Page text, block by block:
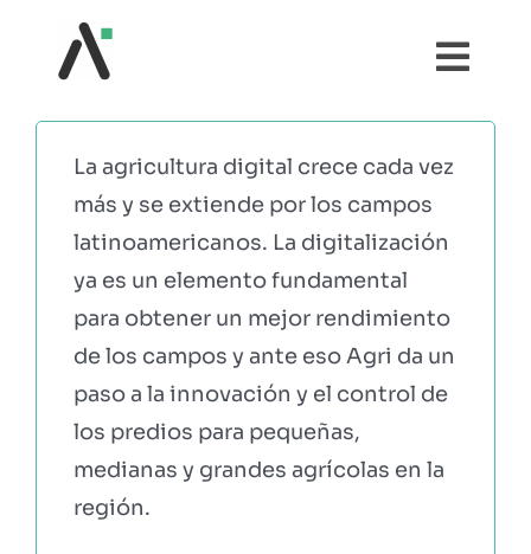
¿QUÉ ES AGRI?
MÓDULOS
TESTIMONIOS
PRECIOS
PARTNERS
COMUNIDAD AGRI
La agricultura digital crece cada vez
más y se extiende por los campos
latinoamericanos. La digitalización
ya es un elemento fundamental
para obtener un mejor rendimiento
de los campos y ante eso Agri da un
paso a la innovación y el control de
los predios para pequeñas,
medianas y grandes agrícolas en la
región.